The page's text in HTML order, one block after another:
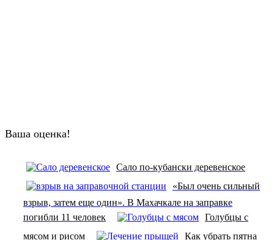
Ваша оценка!
Сало по-кубански деревенское
«Был очень сильный
взрыв, затем еще один». В Махачкале на заправке
погибли 11 человек
Голубцы с
мясом и рисом
Как убрать пятна